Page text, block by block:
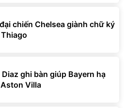
chiến Chelsea giành chữ ký
Diaz ghi bàn giúp Bayern hạ
Villa